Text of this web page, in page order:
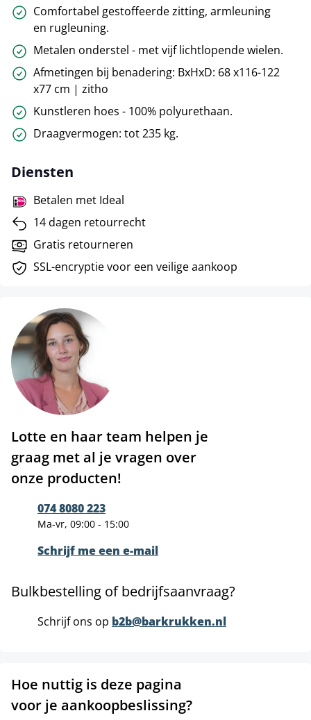
Comfortabel gestoffeerde zitting, armleuning
en rugleuning.
Metalen onderstel - met vijf lichtlopende wielen.
Afmetingen bij benadering: BxHxD: 68 x116-122
x77 cm | zitho
Kunstleren hoes - 100% polyurethaan.
Draagvermogen: tot 235 kg.
Diensten
Betalen met Ideal
14 dagen retourrecht
Gratis retourneren
SSL-encryptie voor een veilige aankoop
Lotte en haar team helpen je
graag met al je vragen over
onze producten!
074 8080 223
Ma-vr, 09:00 - 15:00
Schrijf me een e-mail
Bulkbestelling of bedrijfsaanvraag?
Schrijf ons op b2b@barkrukken.nl
Hoe nuttig is deze pagina
voor je aankoopbeslissing?